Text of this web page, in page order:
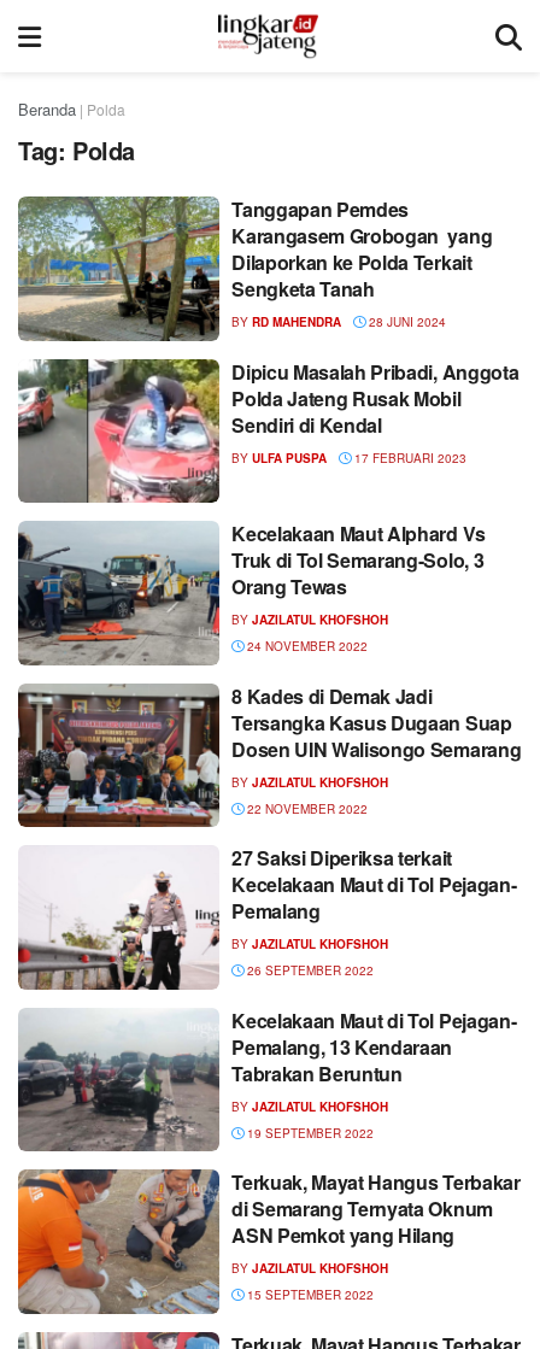
Beranda | Polda
Tag: Polda
Tanggapan Pemdes
Karangasem Grobogan yang
Dilaporkan ke Polda Terkait
Sengketa Tanah
BY RD MAHENDRA 28 JUNI 2024
Dipicu Masalah Pribadi, Anggota
Polda Jateng Rusak Mobil
Sendiri di Kendal
BY ULFA PUSPA 17 FEBRUARI 2023
Kecelakaan Maut Alphard Vs
Truk di Tol Semarang-Solo, 3
Orang Tewas
BY JAZILATUL KHOFSHOH
24 NOVEMBER 2022
8 Kades di Demak Jadi
Tersangka Kasus Dugaan Suap
Dosen UIN Walisongo Semarang
BY JAZILATUL KHOFSHOH
22 NOVEMBER 2022
27 Saksi Diperiksa terkait
Kecelakaan Maut di Tol Pejagan-
Pemalang
BY JAZILATUL KHOFSHOH
26 SEPTEMBER 2022
Kecelakaan Maut di Tol Pejagan-
Pemalang, 13 Kendaraan
Tabrakan Beruntun
BY JAZILATUL KHOFSHOH
19 SEPTEMBER 2022
Terkuak, Mayat Hangus Terbakar
di Semarang Ternyata Oknum
ASN Pemkot yang Hilang
BY JAZILATUL KHOFSHOH
15 SEPTEMBER 2022